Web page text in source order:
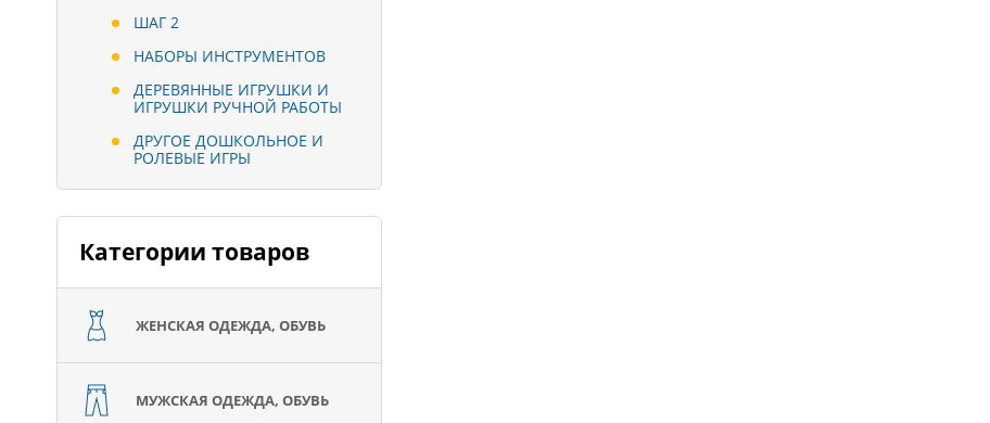
ШАГ 2
НАБОРЫ ИНСТРУМЕНТОВ
ДЕРЕВЯННЫЕ ИГРУШКИ И
ИГРУШКИ РУЧНОЙ РАБОТЫ
ДРУГОЕ ДОШКОЛЬНОЕ И
РОЛЕВЫЕ ИГРЫ
Категории товаров
ЖЕНСКАЯ ОДЕЖДА, ОБУВЬ
МУЖСКАЯ ОДЕЖДА, ОБУВЬ